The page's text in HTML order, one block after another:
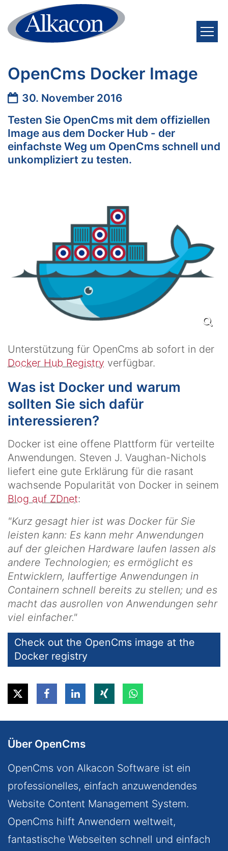
Zum Inhalt springen
OpenCms Docker Image
Datum:
30. November 2016
Testen Sie OpenCms mit dem offiziellen
Image aus dem Docker Hub - der
einfachste Weg um OpenCms schnell und
unkompliziert zu testen.
Unterstützung für OpenCms ab sofort in der
Docker Hub Registry verfügbar.
Was ist Docker und warum
sollten Sie sich dafür
interessieren?
Docker ist eine offene Plattform für verteilte
Anwendungen. Steven J. Vaughan-Nichols
liefert eine gute Erklärung für die rasant
wachsende Popularität von Docker in seinem
Blog auf ZDnet:
"Kurz gesagt hier ist was Docker für Sie
leisten kann: Es kann mehr Anwendungen
auf der gleichen Hardware laufen lassen als
andere Technologien; es ermöglicht es
Entwicklern, lauffertige Anwendungen in
Containern schnell bereits zu stellen; und es
macht das ausrollen von Anwendungen sehr
viel einfacher."
Check out the OpenCms image at the
Docker registry
Über OpenCms
OpenCms von Alkacon Software ist ein
professionelles, einfach anzuwendendes
Website Content Management System.
OpenCms hilft Anwendern weltweit,
fantastische Webseiten schnell und einfach